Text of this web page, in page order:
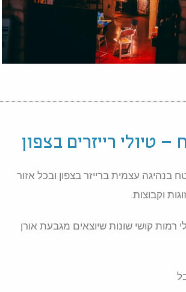
– טיולי רייזרים בצפון
בנהיגה עצמית ברייזר בצפון ובכל אזור
וקבוצות.
רמות קושי שונות שיוצאים מגבעת אורן